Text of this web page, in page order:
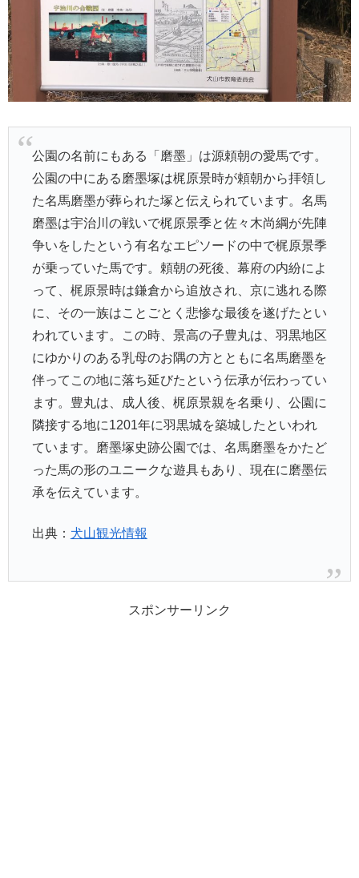
公園の名前にもある「磨墨」は源頼朝の愛馬です。
公園の中にある磨墨塚は梶原景時が頼朝から拝領し
た名馬磨墨が葬られた塚と伝えられています。名馬
磨墨は宇治川の戦いで梶原景季と佐々木尚綱が先陣
争いをしたという有名なエピソードの中で梶原景季
が乗っていた馬です。頼朝の死後、幕府の内紛によ
って、梶原景時は鎌倉から追放され、京に逃れる際
に、その一族はことごとく悲惨な最後を遂げたとい
われています。この時、景高の子豊丸は、羽黒地区
にゆかりのある乳母のお隅の方とともに名馬磨墨を
伴ってこの地に落ち延びたという伝承が伝わってい
ます。豊丸は、成人後、梶原景親を名乗り、公園に
隣接する地に1201年に羽黒城を築城したといわれ
ています。磨墨塚史跡公園では、名馬磨墨をかたど
った馬の形のユニークな遊具もあり、現在に磨墨伝
承を伝えています。
出典： 犬山観光情報
スポンサーリンク